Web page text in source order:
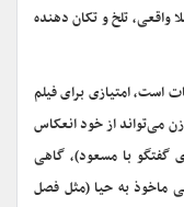
واقعی، تلخ و تکان دهنده
است، امتیازی برای فیلم
می‌تواند از خود انعکاس
گفتگو با مسعود)، گاهی
ماخوذ به حیا (مثل فصل